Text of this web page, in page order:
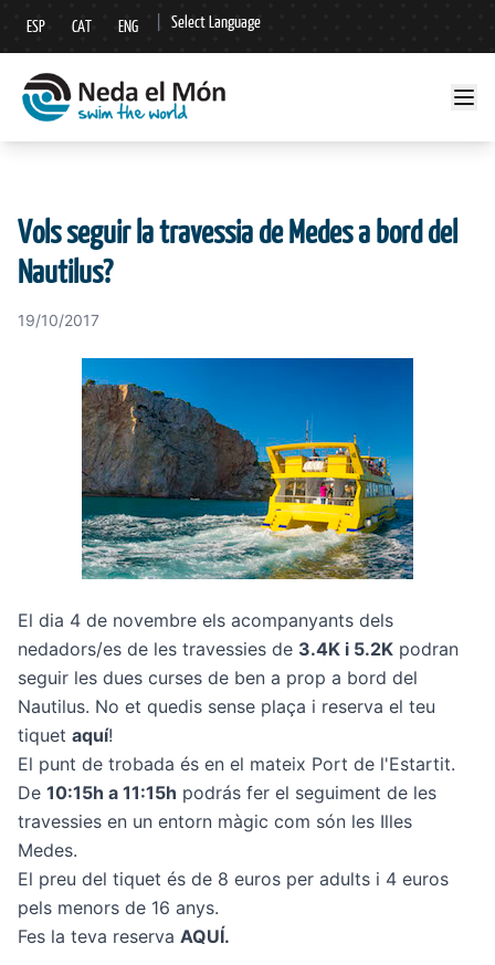
ESP CAT ENG Select Language
▼
Vols seguir la travessia de Medes a bord del
Nautilus?
19/10/2017
El dia 4 de novembre els acompanyants dels
nedadors/es de les travessies de 3.4K i 5.2K podran
seguir les dues curses de ben a prop a bord del
Nautilus. No et quedis sense plaça i reserva el teu
tiquet aquí!
El punt de trobada és en el mateix Port de l'Estartit.
De 10:15h a 11:15h podrás fer el seguiment de les
travessies en un entorn màgic com són les Illes
Medes.
El preu del tiquet és de 8 euros per adults i 4 euros
pels menors de 16 anys.
Fes la teva reserva AQUÍ.